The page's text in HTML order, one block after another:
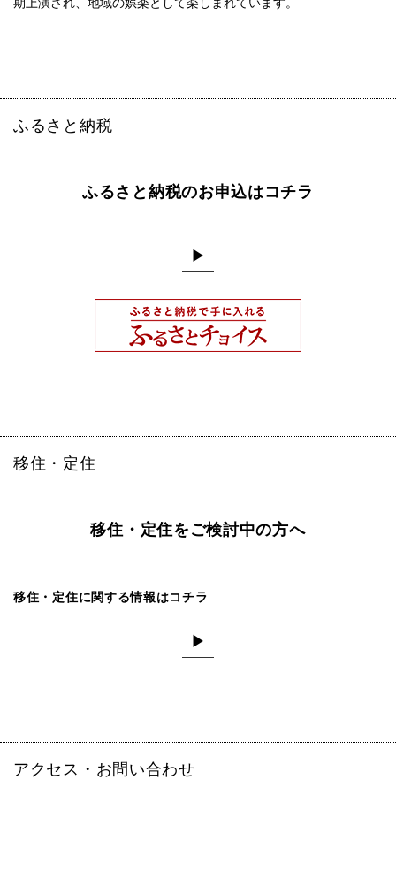
期上演され、地域の娯楽として楽しまれています。
ふるさと納税
ふるさと納税のお申込はコチラ
▶
移住・定住
移住・定住をご検討中の方へ
移住・定住に関する情報はコチラ
▶
アクセス・お問い合わせ